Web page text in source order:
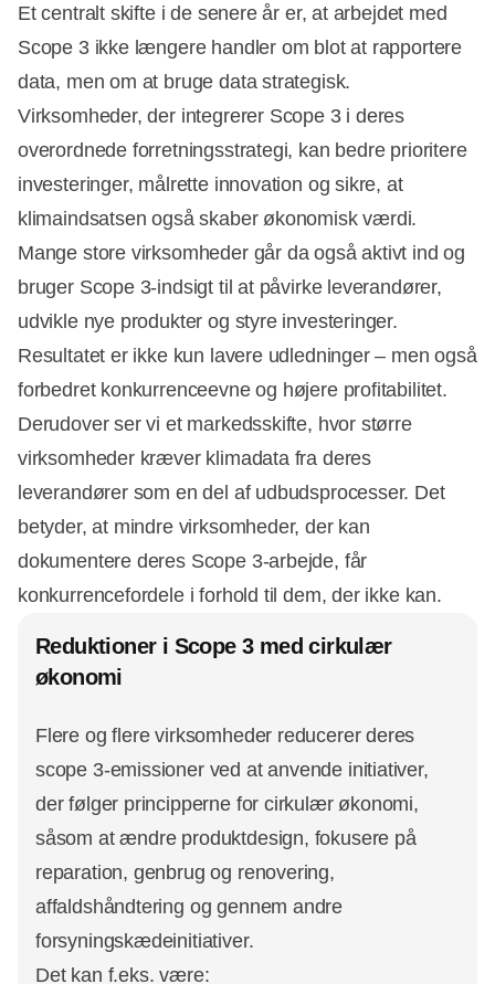
Et centralt skifte i de senere år er, at arbejdet med
Scope 3 ikke længere handler om blot at rapportere
data, men om at bruge data strategisk.
Virksomheder, der integrerer Scope 3 i deres
overordnede forretningsstrategi, kan bedre prioritere
investeringer, målrette innovation og sikre, at
klimaindsatsen også skaber økonomisk værdi.
Mange store virksomheder går da også aktivt ind og
bruger Scope 3-indsigt til at påvirke leverandører,
udvikle nye produkter og styre investeringer.
Resultatet er ikke kun lavere udledninger – men også
forbedret konkurrenceevne og højere profitabilitet.
Derudover ser vi et markedsskifte, hvor større
virksomheder kræver klimadata fra deres
leverandører som en del af udbudsprocesser. Det
betyder, at mindre virksomheder, der kan
dokumentere deres Scope 3-arbejde, får
konkurrencefordele i forhold til dem, der ikke kan.
Reduktioner i Scope 3 med cirkulær
økonomi
Flere og flere virksomheder reducerer deres
scope 3-emissioner ved at anvende initiativer,
der følger principperne for cirkulær økonomi,
såsom at ændre produktdesign, fokusere på
reparation, genbrug og renovering,
affaldshåndtering og gennem andre
forsyningskædeinitiativer.
Det kan f.eks. være: